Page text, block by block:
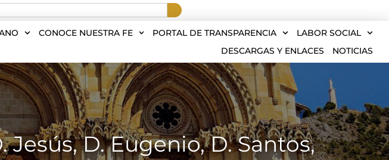
CONOCE NUESTRA FE PORTAL DE TRANSPARENCIA
LABOR SOCIAL
DESCARGAS Y ENLACES
NOTICIAS
D. Eugenio, D. Santos,